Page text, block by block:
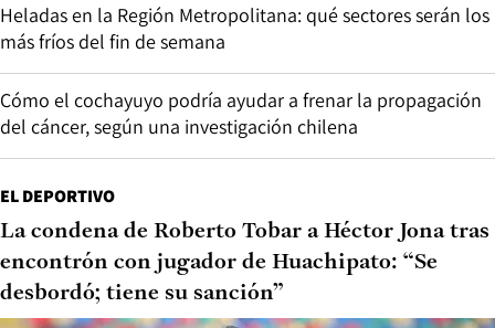
Heladas en la Región Metropolitana: qué sectores serán los
más fríos del fin de semana
Cómo el cochayuyo podría ayudar a frenar la propagación
del cáncer, según una investigación chilena
EL DEPORTIVO
La condena de Roberto Tobar a Héctor Jona tras
encontrón con jugador de Huachipato: “Se
desbordó; tiene su sanción”